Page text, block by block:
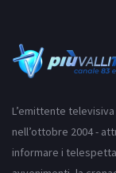
L’emittente televisiva
nell’ottobre 2004 -
informare i